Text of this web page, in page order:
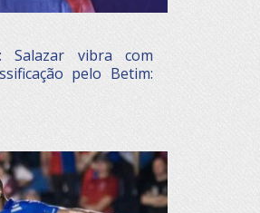
Salazar vibra com
pelo Betim: